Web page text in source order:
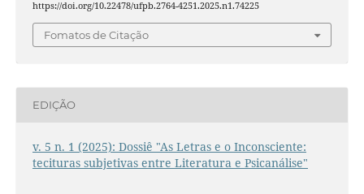
https://doi.org/10.22478/ufpb.2764-4251.2025.n1.74225
Fomatos de Citação
EDIÇÃO
v. 5 n. 1 (2025): Dossiê "As Letras e o Inconsciente:
tecituras subjetivas entre Literatura e Psicanálise"